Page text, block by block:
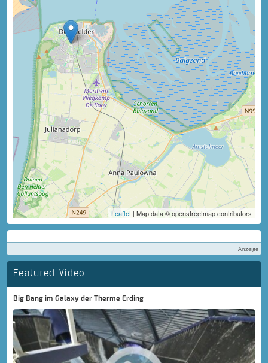
Leaflet | Map data © openstreetmap contributors
Anzeige
Featured Video
Big Bang im Galaxy der Therme Erding